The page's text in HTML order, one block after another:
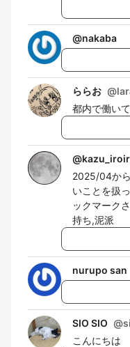
@nakaba
ららお @
都内で働い
@
2025/04か
いことを扱
ックマーク
持ち,泥派
nurupo san
SIO SIO @
こんにちは